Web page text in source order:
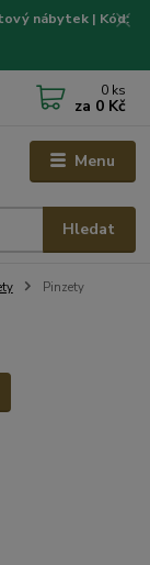
nábytek | Kód:
Menu
Hledat
0 ks
za 0 Kč
Pinzety